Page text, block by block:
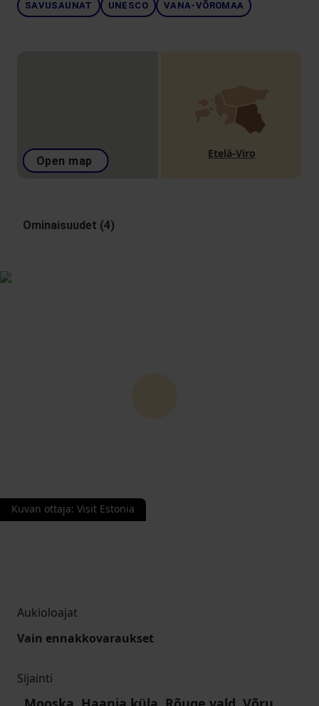
SAVUSAUNAT UNESCO VANA-VÕROMAA
Open map
Etelä-Viro
Ominaisuudet (4)
Kuvan ottaja: Visit Estonia
Aukioloajat
Vain ennakkovaraukset
Sijainti